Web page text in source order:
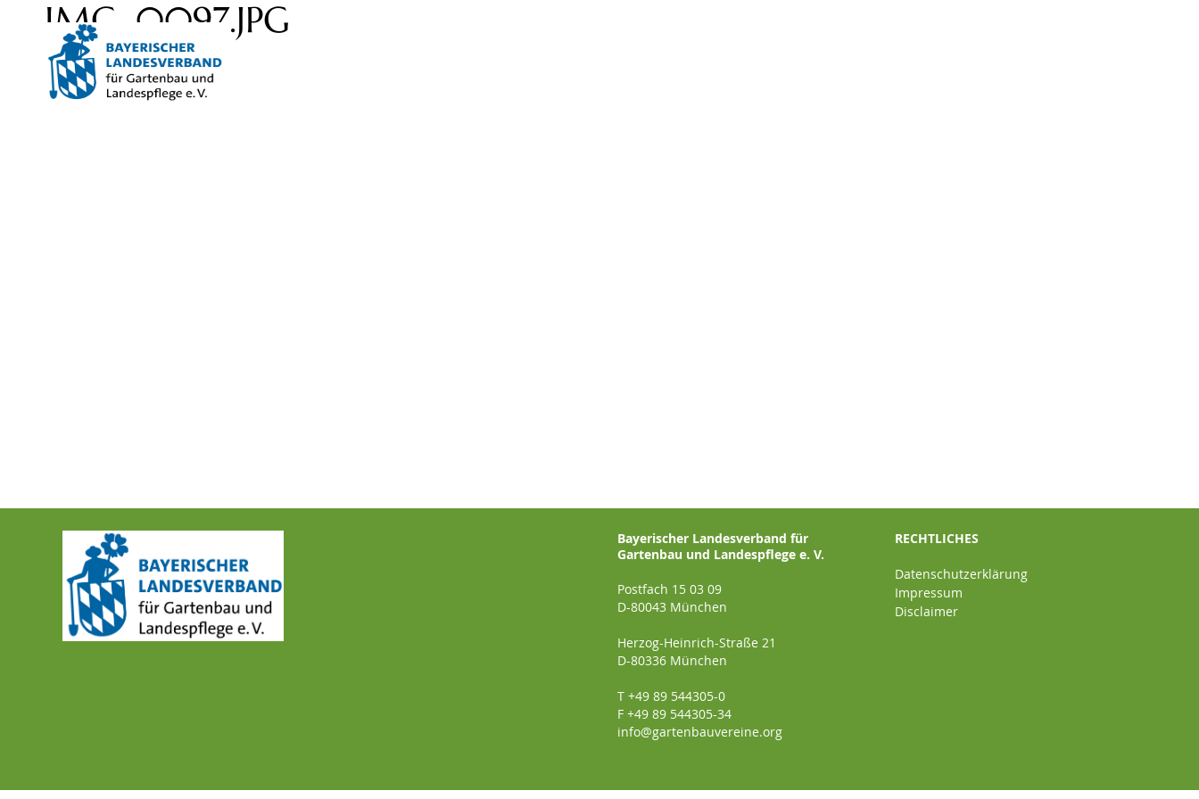
IMG_0097.JPG
Bayerischer Landesverband für
Gartenbau und Landespflege e. V.
Postfach 15 03 09
D-80043 München
Herzog-Heinrich-Straße 21
D-80336 München
T +49 89 544305-0
F +49 89 544305-34
info@gartenbauvereine.org
RECHTLICHES
Datenschutzerklärung
Impressum
Disclaimer